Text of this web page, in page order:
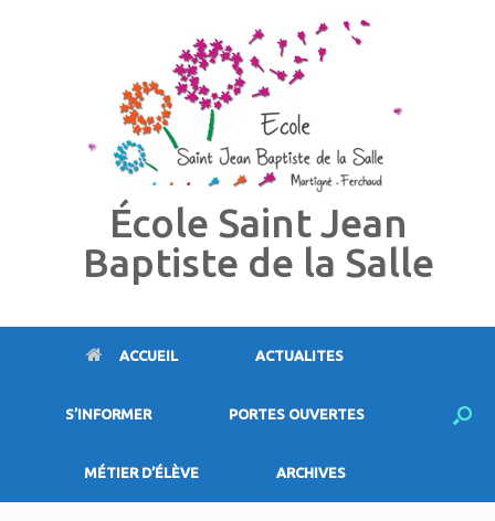
École Saint Jean
Baptiste de la Salle
ACCUEIL ACTUALITES
S’INFORMER PORTES OUVERTES
MÉTIER D’ÉLÈVE ARCHIVES